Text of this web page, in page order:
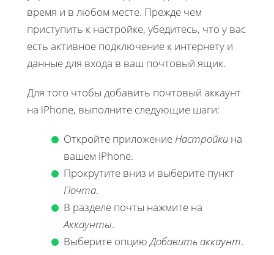
время и в любом месте. Прежде чем
приступить к настройке, убедитесь, что у вас
есть активное подключение к интернету и
данные для входа в ваш почтовый ящик.
Для того чтобы добавить почтовый аккаунт
на iPhone, выполните следующие шаги:
Откройте приложение Настройки на
вашем iPhone.
Прокрутите вниз и выберите пункт
Почта.
В разделе почты нажмите на
Аккаунты.
Выберите опциюДобавить аккаунт.